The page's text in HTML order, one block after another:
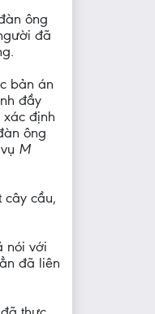
ông
đã
bản án
đầy
định
ông
M
cây cầu,
nói với
đã liên